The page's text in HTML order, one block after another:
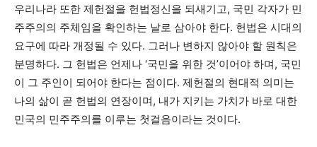
우리나라 또한 제헌절을 헌법정신을 되새기고, 국민 각자가 민
주주의의 주체임을 확인하는 날로 삼아야 한다. 헌법은 시대의
요구에 따라 개정될 수 있다. 그러나 변하지 않아야 할 원칙은
분명하다. 그 헌법은 언제나 ‘국민을 위한 것’이어야 하며, 국민
이 그 주인이 되어야 한다는 점이다. 제헌절의 현대적 의미는
나의 삶이 곧 헌법의 연장이며, 내가 지키는 가치가 바로 대한
민국의 민주주의를 이루는 첫걸음이라는 것이다.